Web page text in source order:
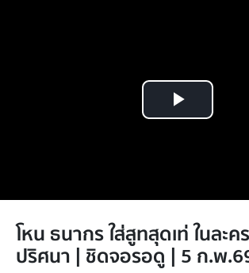
Play
โหน ธนากร ใส่สูทสุดเท่ ในละค
ปริศนา | ชิดจอรอดู | 5 ก.พ